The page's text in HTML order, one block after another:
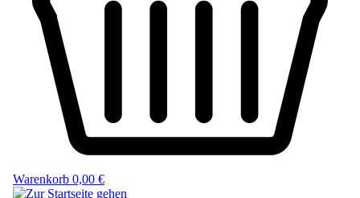
Warenkorb 0,00 €